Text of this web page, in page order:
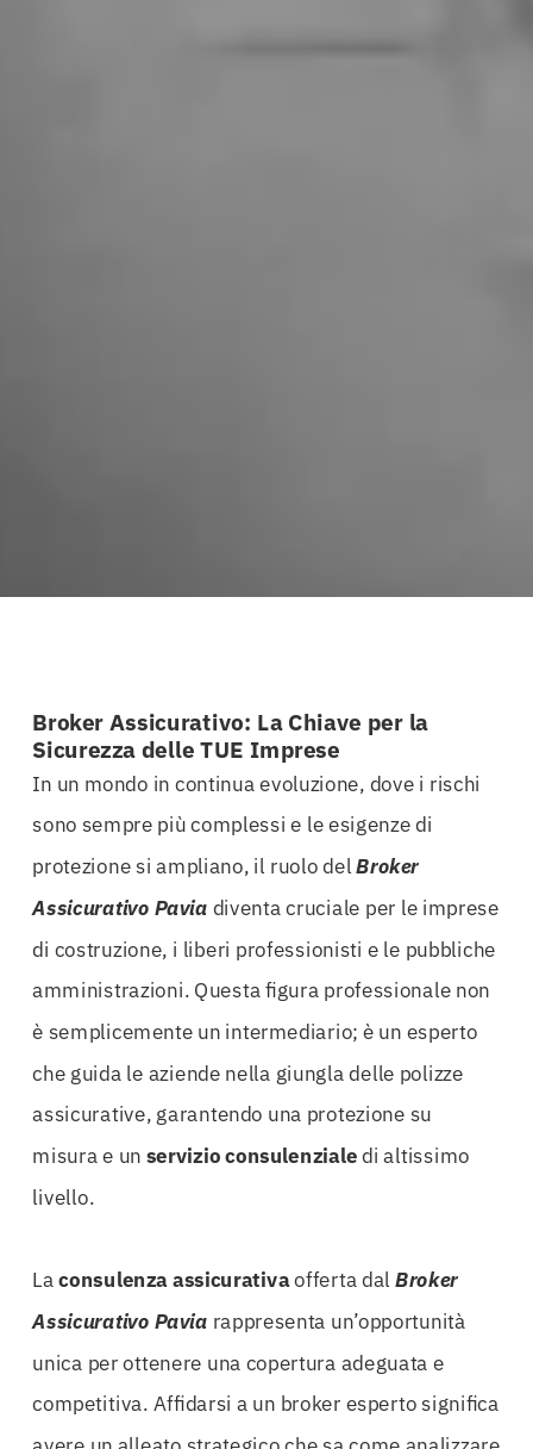
Broker Assicurativo: La Chiave per la
Sicurezza delle TUE Imprese
In un mondo in continua evoluzione, dove i rischi
sono sempre più complessi e le esigenze di
protezione si ampliano, il ruolo delBroker
Assicurativo Pavia diventa cruciale per le imprese
di costruzione, i liberi professionisti e le pubbliche
amministrazioni. Questa figura professionale non
è semplicemente un intermediario; è un esperto
che guida le aziende nella giungla delle polizze
assicurative, garantendo una protezione su
misura e un servizio consulenzialedi altissimo
livello.
Laconsulenza assicurativaofferta dal Broker
Assicurativo Pavia rappresenta un’opportunità
unica per ottenere una copertura adeguata e
competitiva. Affidarsi a un broker esperto significa